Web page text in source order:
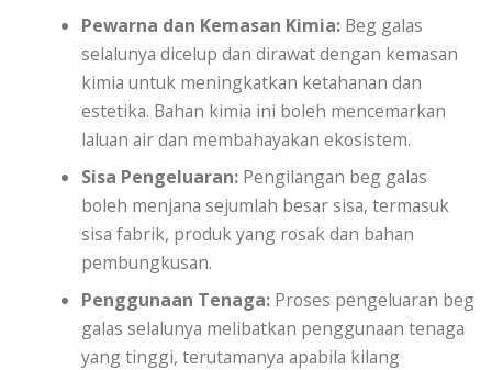
Pewarna dan Kemasan Kimia: Beg galas
selalunya dicelup dan dirawat dengan kemasan
kimia untuk meningkatkan ketahanan dan
estetika. Bahan kimia ini boleh mencemarkan
laluan air dan membahayakan ekosistem.
Sisa Pengeluaran: Pengilangan beg galas
boleh menjana sejumlah besar sisa, termasuk
sisa fabrik, produk yang rosak dan bahan
pembungkusan.
Penggunaan Tenaga: Proses pengeluaran beg
galas selalunya melibatkan penggunaan tenaga
yang tinggi, terutamanya apabila kilang